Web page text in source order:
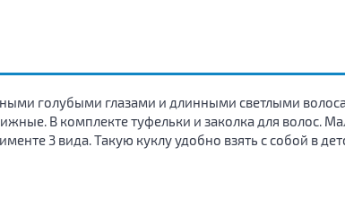
голубыми глазами и длинными светлыми
В комплекте туфельки и заколка для волос.
3 вида. Такую куклу удобно взять с собой в